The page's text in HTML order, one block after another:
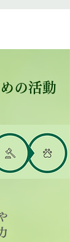
の活動